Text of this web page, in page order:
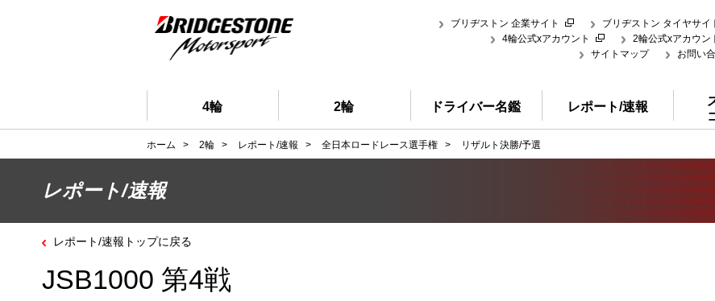
ブリヂストン 企業サイト
ブリヂストン タイヤサイ
4輪公式xアカウント
2輪公式xアカウン
サイトマップ
お問い
4輪 2輪 ドライバー名鑑 レポート/速報
ホーム > 2輪 > レポート/速報 > 全日本ロードレース選手権 > リザルト決勝/予選
レポート/速報
レポート/速報トップに戻る
JSB1000 第4戦